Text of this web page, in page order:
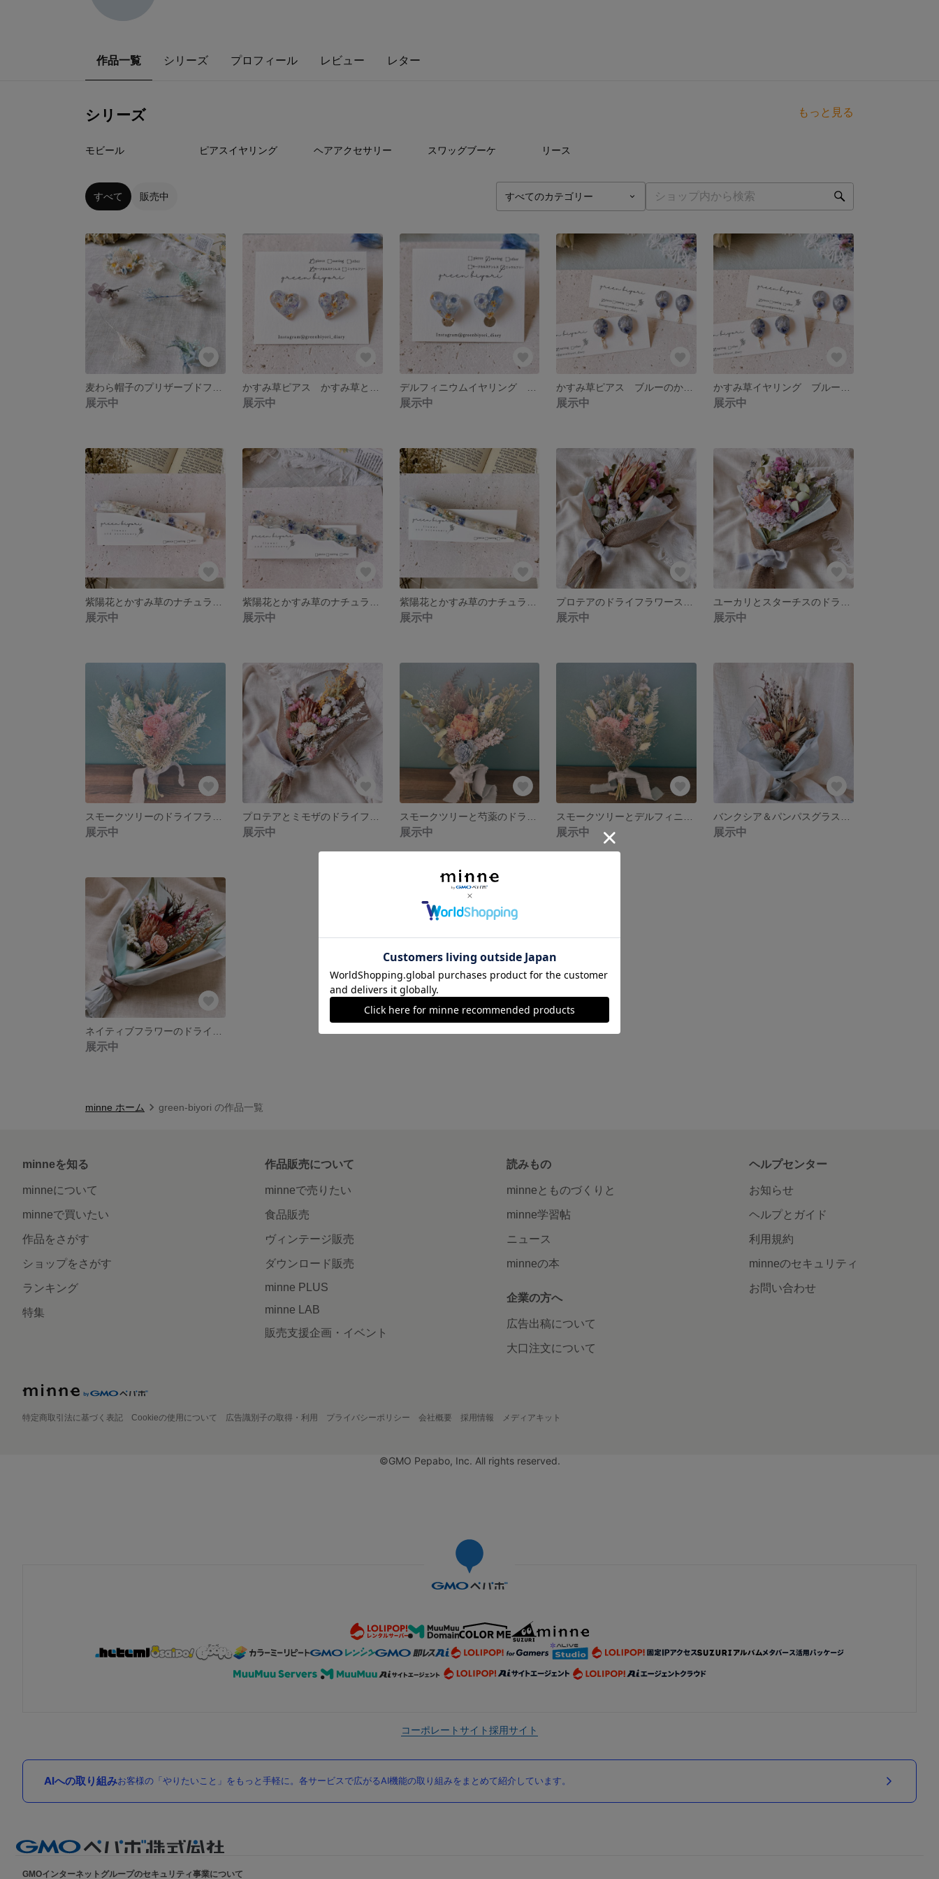
作品一覧 シリーズ プロフィール レビュー レター
シリーズ もっと見る
モビール ピアスイヤリング ヘアアクセサリー スワッグブーケ リース
すべて 販売中
展示中 展示中 展示中 展示中 展示中
展示中 展示中 展示中 展示中 展示中
展示中 展示中 展示中 展示中 展示中
展示中
minne ホーム green-biyori の作品一覧
minneを知る
minneについて
minneで買いたい
作品をさがす
ショップをさがす
ランキング
特集
作品販売について
minneで売りたい
食品販売
ヴィンテージ販売
ダウンロード販売
minne PLUS
minne LAB
販売支援企画・イベント
読みもの
minneとものづくりと
minne学習帖
ニュース
minneの本
企業の方へ
広告出稿について
大口注文について
ヘルプセンター
お知らせ
ヘルプとガイド
利用規約
minneのセキュリティ
お問い合わせ
特定商取引法に基づく表記 Cookieの使用について 広告識別子の取得・利用 プライバシーポリシー 会社概要 採用情報 メディアキット
©GMO Pepabo, Inc. All rights reserved.
コーポレートサイト採用サイト
AIへの取り組みお客様の「やりたいこと」をもっと手軽に。各サービスで広がるAI機能の取り組みをまとめて紹介しています。
GMOインターネットグループのセキュリティ事業について